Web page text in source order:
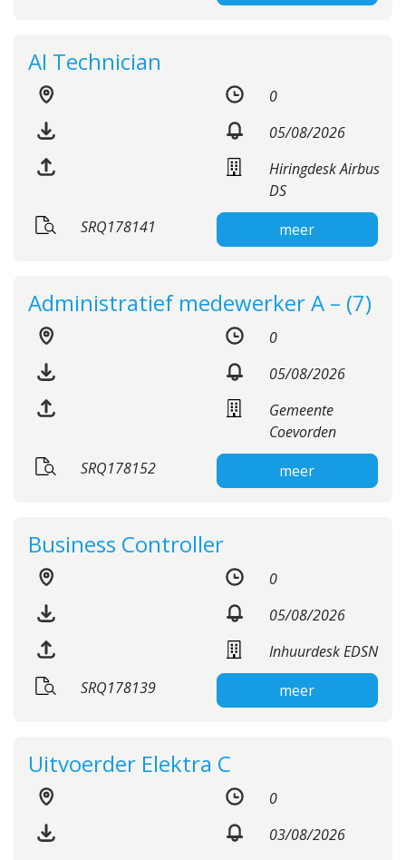
AI Technician
0
05/08/2026
Hiringdesk Airbus
DS
SRQ178141
meer
Administratief medewerker A – (7)
0
05/08/2026
Gemeente
Coevorden
SRQ178152
meer
Business Controller
0
05/08/2026
Inhuurdesk EDSN
SRQ178139
meer
Uitvoerder Elektra C
0
03/08/2026